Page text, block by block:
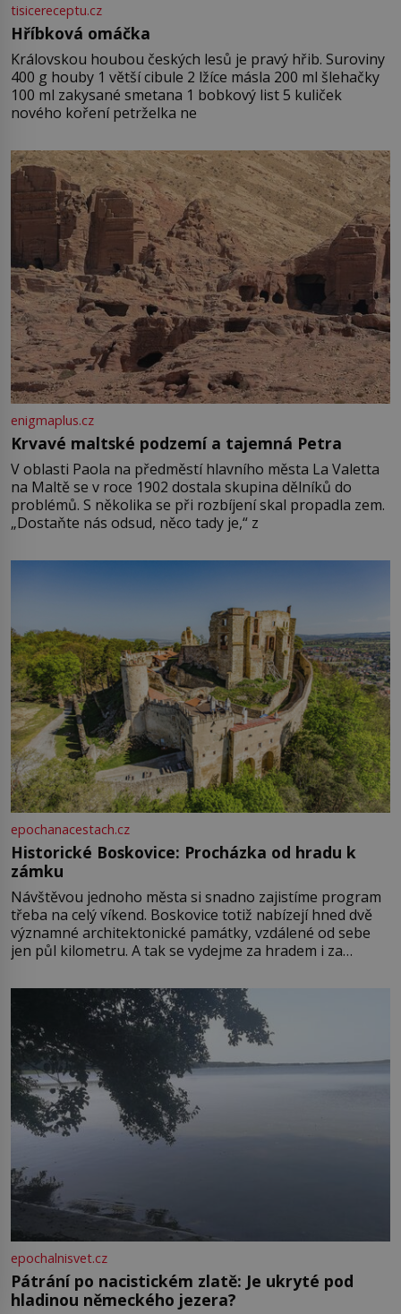
tisicereceptu.cz
Hříbková omáčka
Královskou houbou českých lesů je pravý hřib. Suroviny
400 g houby 1 větší cibule 2 lžíce másla 200 ml šlehačky
100 ml zakysané smetana 1 bobkový list 5 kuliček
nového koření petrželka ne
enigmaplus.cz
Krvavé maltské podzemí a tajemná Petra
V oblasti Paola na předměstí hlavního města La Valetta
na Maltě se v roce 1902 dostala skupina dělníků do
problémů. S několika se při rozbíjení skal propadla zem.
„Dostaňte nás odsud, něco tady je,“ z
epochanacestach.cz
Historické Boskovice: Procházka od hradu k
zámku
Návštěvou jednoho města si snadno zajistíme program
třeba na celý víkend. Boskovice totiž nabízejí hned dvě
významné architektonické památky, vzdálené od sebe
jen půl kilometru. A tak se vydejme za hradem i za
Boskovice na okraji Drahanské vrchoviny vznikla někdy
ve13. století, a už v roce 1313 kronikáři zaznamenali
epochalnisvet.cz
Pátrání po nacistickém zlatě: Je ukryté pod
hladinou německého jezera?